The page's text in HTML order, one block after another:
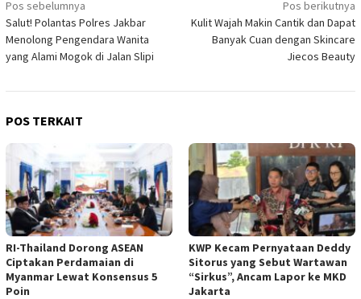
Navigasi
pos
Pos sebelumnya
Salut! Polantas Polres Jakbar
Menolong Pengendara Wanita
yang Alami Mogok di Jalan Slipi
Pos berikutnya
Kulit Wajah Makin Cantik dan Dapat
Banyak Cuan dengan Skincare
Jiecos Beauty
POS TERKAIT
RI-Thailand Dorong ASEAN
Ciptakan Perdamaian di
Myanmar Lewat Konsensus 5
Poin
KWP Kecam Pernyataan Deddy
Sitorus yang Sebut Wartawan
“Sirkus”, Ancam Lapor ke MKD
Jakarta